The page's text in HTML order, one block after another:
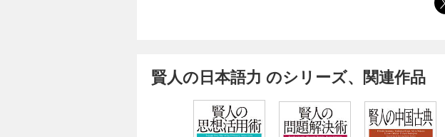
賢人の日本語力 のシリーズ、関連作品